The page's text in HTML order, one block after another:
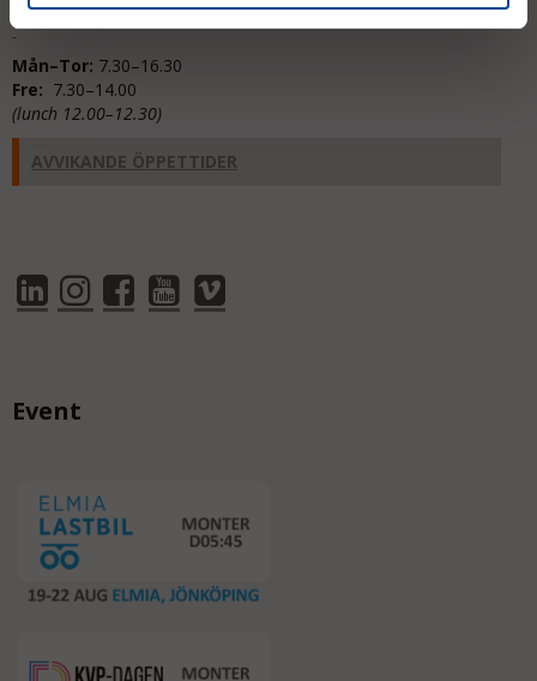
Mån–Tor: 7.30–16.30
Fre: 7.30–14.00
(lunch 12.00–12.30)
AVVIKANDE ÖPPETTIDER
Event